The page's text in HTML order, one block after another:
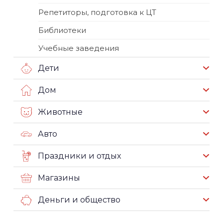
Репетиторы, подготовка к ЦТ
Библиотеки
Учебные заведения
Дети
Дом
Животные
Авто
Праздники и отдых
Магазины
Деньги и общество